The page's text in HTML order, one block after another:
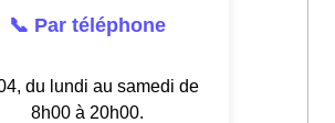
📞 Par téléphone
du lundi au samedi de
8h00 à 20h00.